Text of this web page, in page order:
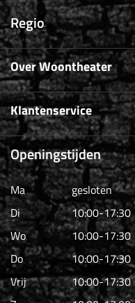
Regio
Over Woontheater
Klantenservice
Openingstijden
Ma
gesloten
Di
10:00-17:30
Wo
10:00-17:30
Do
10:00-17:30
Vrij
10:00-17:30